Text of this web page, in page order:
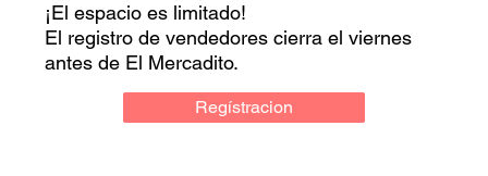
¡El espacio es limitado!
El registro de vendedores cierra el viernes
antes de El Mercadito.
Regístracion